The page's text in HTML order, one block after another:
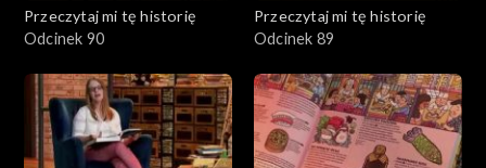
Przeczytaj mi tę historię
Odcinek 90
Przeczytaj mi tę historię
Odcinek 89